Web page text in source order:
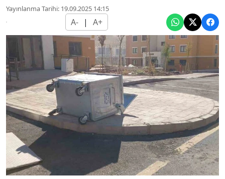
Yayınlanma Tarihi: 19.09.2025 14:15
A- | A+